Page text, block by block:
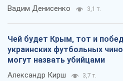
Вадим Денисенко 3,1 т.
Чей будет Крым, тот и
украинских футбольных
могут назвать убийцами
Александр Кирш 3,7 т.